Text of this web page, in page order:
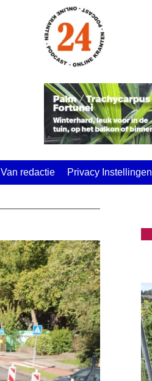
Van redactie Privacy Instellingen